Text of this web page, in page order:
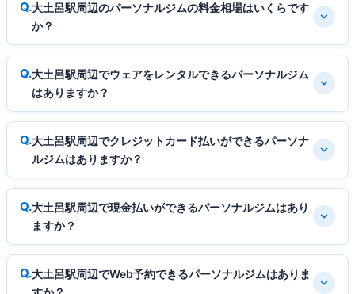
大土呂駅周辺のパーソナルジムの料金相場はいくらです
か？
大土呂駅周辺でウェアをレンタルできるパーソナルジム
はありますか？
大土呂駅周辺でクレジットカード払いができるパーソナ
ルジムはありますか？
大土呂駅周辺で現金払いができるパーソナルジムはあり
ますか？
大土呂駅周辺でWeb予約できるパーソナルジムはありま